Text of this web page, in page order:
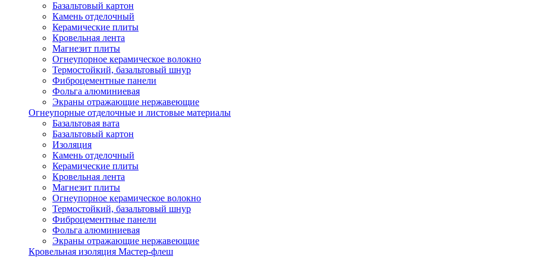
Базальтовый картон
Камень отделочный
Керамические плиты
Кровельная лента
Магнезит плиты
Огнеупорное керамическое волокно
Термостойкий, базальтовый шнур
Фиброцементные панели
Фольга алюминиевая
Экраны отражающие нержавеющие
Огнеупорные отделочные и листовые материалы
Базальтовая вата
Базальтовый картон
Изоляция
Камень отделочный
Керамические плиты
Кровельная лента
Магнезит плиты
Огнеупорное керамическое волокно
Термостойкий, базальтовый шнур
Фиброцементные панели
Фольга алюминиевая
Экраны отражающие нержавеющие
Кровельная изоляция Мастер-флеш